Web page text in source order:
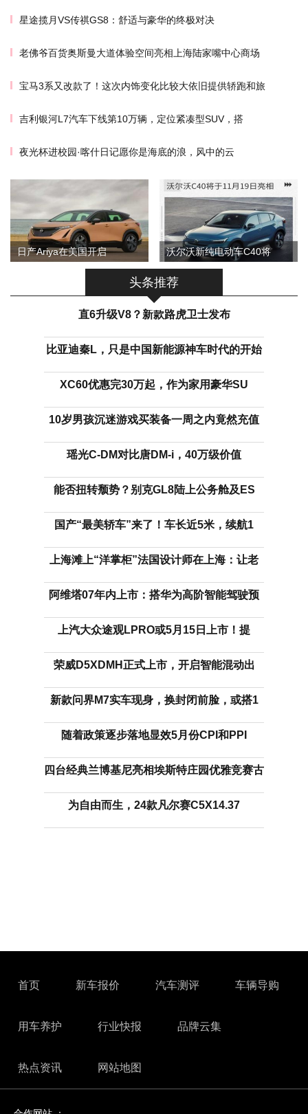
星途揽月VS传祺GS8：舒适与豪华的终极对决
老佛爷百货奥斯曼大道体验空间亮相上海陆家嘴中心商场
宝马3系又改款了！这次内饰变化比较大依旧提供轿跑和旅
吉利银河L7汽车下线第10万辆，定位紧凑型SUV，搭
夜光杯进校园·喀什日记愿你是海底的浪，风中的云
日产Ariya在美国开启 沃尔沃新纯电动车C40将
头条推荐
直6升级V8？新款路虎卫士发布
比亚迪秦L，只是中国新能源神车时代的开始
XC60优惠完30万起，作为家用豪华SU
10岁男孩沉迷游戏买装备一周之内竟然充值
瑶光C-DM对比唐DM-i，40万级价值
能否扭转颓势？别克GL8陆上公务舱及ES
国产“最美轿车”来了！车长近5米，续航1
上海滩上“洋掌柜”法国设计师在上海：让老
阿维塔07年内上市：搭华为高阶智能驾驶预
上汽大众途观LPRO或5月15日上市！提
荣威D5XDMH正式上市，开启智能混动出
新款问界M7实车现身，换封闭前脸，或搭1
随着政策逐步落地显效5月份CPI和PPI
四台经典兰博基尼亮相埃斯特庄园优雅竞赛古
为自由而生，24款凡尔赛C5X14.37
首页 新车报价 汽车测评 车辆导购
用车养护 行业快报 品牌云集
热点资讯 网站地图